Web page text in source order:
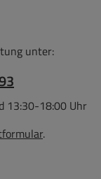
unter:
13:30-18:00 Uhr
.